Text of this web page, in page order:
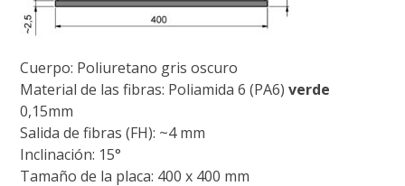
Cuerpo: Poliuretano gris oscuro
Material de las fibras: Poliamida 6 (PA6)verde
0,15mm
Salida de fibras (FH): ~4 mm
Inclinación: 15°
Tamaño de la placa: 400 x 400 mm